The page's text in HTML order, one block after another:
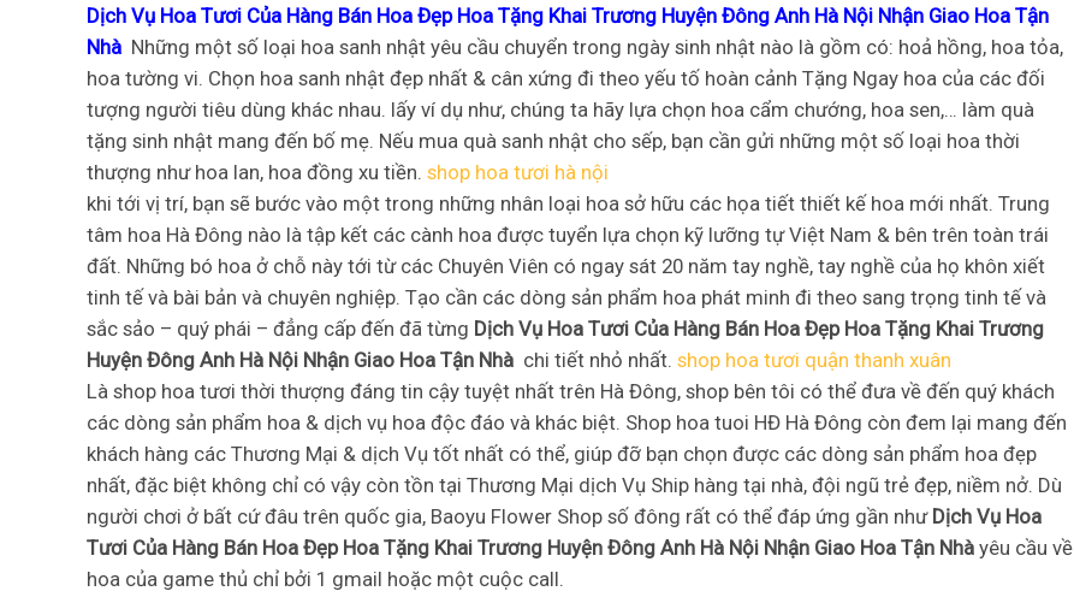
Dịch Vụ Hoa Tươi Của Hàng Bán Hoa Đẹp Hoa Tặng Khai Trương Huyện Đông Anh Hà Nội Nhận Giao Hoa Tận
Nhà Những một số loại hoa sanh nhật yêu cầu chuyển trong ngày sinh nhật nào là gồm có: hoả hồng, hoa tỏa,
hoa tường vi. Chọn hoa sanh nhật đẹp nhất & cân xứng đi theo yếu tố hoàn cảnh Tặng Ngay hoa của các đối
tượng người tiêu dùng khác nhau. lấy ví dụ như, chúng ta hãy lựa chọn hoa cẩm chướng, hoa sen,… làm quà
tặng sinh nhật mang đến bố mẹ. Nếu mua quà sanh nhật cho sếp, bạn cần gửi những một số loại hoa thời
thượng như hoa lan, hoa đồng xu tiền. shop hoa tươi hà nội
khi tới vị trí, bạn sẽ bước vào một trong những nhân loại hoa sở hữu các họa tiết thiết kế hoa mới nhất. Trung
tâm hoa Hà Đông nào là tập kết các cành hoa được tuyển lựa chọn kỹ lưỡng tự Việt Nam & bên trên toàn trái
đất. Những bó hoa ở chỗ này tới từ các Chuyên Viên có ngay sát 20 năm tay nghề, tay nghề của họ khôn xiết
tinh tế và bài bản và chuyên nghiệp. Tạo cần các dòng sản phẩm hoa phát minh đi theo sang trọng tinh tế và
sắc sảo – quý phái – đẳng cấp đến đã từng Dịch Vụ Hoa Tươi Của Hàng Bán Hoa Đẹp Hoa Tặng Khai Trương
Huyện Đông Anh Hà Nội Nhận Giao Hoa Tận Nhà chi tiết nhỏ nhất. shop hoa tươi quận thanh xuân
Là shop hoa tươi thời thượng đáng tin cậy tuyệt nhất trên Hà Đông, shop bên tôi có thể đưa về đến quý khách
các dòng sản phẩm hoa & dịch vụ hoa độc đáo và khác biệt. Shop hoa tuoi HĐ Hà Đông còn đem lại mang đến
khách hàng các Thương Mại & dịch Vụ tốt nhất có thể, giúp đỡ bạn chọn được các dòng sản phẩm hoa đẹp
nhất, đặc biệt không chỉ có vậy còn tồn tại Thương Mại dịch Vụ Ship hàng tại nhà, đội ngũ trẻ đẹp, niềm nở. Dù
người chơi ở bất cứ đâu trên quốc gia, Baoyu Flower Shop số đông rất có thể đáp ứng gần như Dịch Vụ Hoa
Tươi Của Hàng Bán Hoa Đẹp Hoa Tặng Khai Trương Huyện Đông Anh Hà Nội Nhận Giao Hoa Tận Nhà yêu cầu về
hoa của game thủ chỉ bởi 1 gmail hoặc một cuộc call.